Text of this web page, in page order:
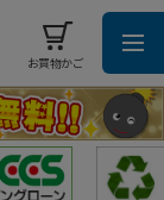
お買物かご